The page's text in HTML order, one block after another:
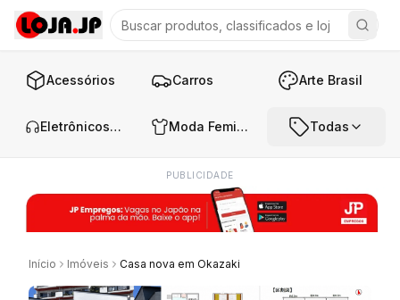
Acessórios Carros Arte Brasil
Eletrônicos e Áudio Moda Feminina Todas
PUBLICIDADE
Início Imóveis Casa nova em Okazaki